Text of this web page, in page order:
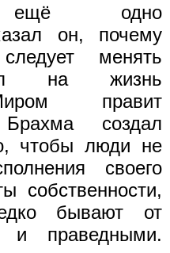
ещё одно
он, почему
менять
на жизнь
правит
создал
чтобы люди не
своего
собственности,
бывают от
и праведными.